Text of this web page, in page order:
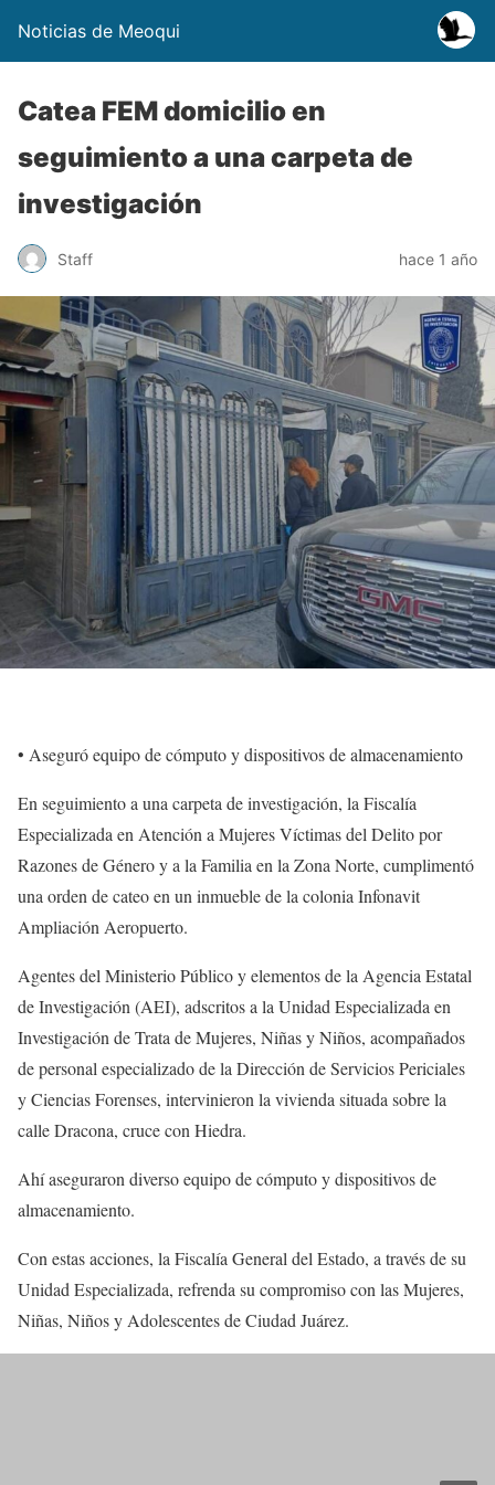
Noticias de Meoqui
Catea FEM domicilio en
seguimiento a una carpeta de
investigación
Staff hace 1 año
• Aseguró equipo de cómputo y dispositivos de almacenamiento
En seguimiento a una carpeta de investigación, la Fiscalía
Especializada en Atención a Mujeres Víctimas del Delito por
Razones de Género y a la Familia en la Zona Norte, cumplimentó
una orden de cateo en un inmueble de la colonia Infonavit
Ampliación Aeropuerto.
Agentes del Ministerio Público y elementos de la Agencia Estatal
de Investigación (AEI), adscritos a la Unidad Especializada en
Investigación de Trata de Mujeres, Niñas y Niños, acompañados
de personal especializado de la Dirección de Servicios Periciales
y Ciencias Forenses, intervinieron la vivienda situada sobre la
calle Dracona, cruce con Hiedra.
Ahí aseguraron diverso equipo de cómputo y dispositivos de
almacenamiento.
Con estas acciones, la Fiscalía General del Estado, a través de su
Unidad Especializada, refrenda su compromiso con las Mujeres,
Niñas, Niños y Adolescentes de Ciudad Juárez.